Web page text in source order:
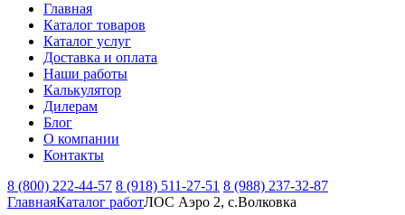
Главная
Каталог товаров
Каталог услуг
Доставка и оплата
Наши работы
Калькулятор
Дилерам
Блог
О компании
Контакты
8 (800) 222-44-57 8 (918) 511-27-51 8 (988) 237-32-87
ГлавнаяКаталог работЛОС Аэро 2, с.Волковка